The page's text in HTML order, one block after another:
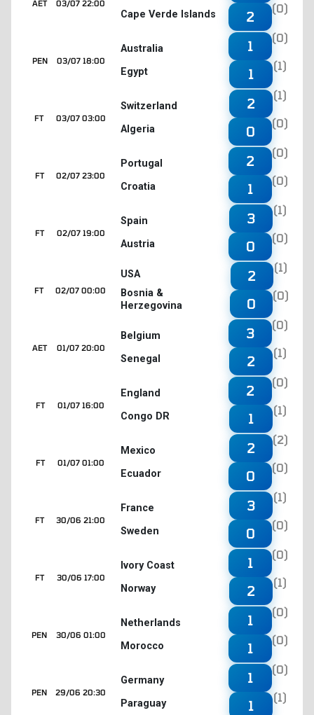
03/07 22:00
AET
Cape Verde Islands
2
(0)
03/07 18:00
PEN
Australia
Egypt
1
(0)
1
(1)
03/07 03:00
FT
Switzerland
Algeria
2
(1)
0
(0)
02/07 23:00
FT
Portugal
Croatia
2
(0)
1
(0)
02/07 19:00
FT
Spain
Austria
3
(1)
0
(0)
02/07 00:00
FT
USA
Bosnia &
Herzegovina
2
(1)
0
(0)
01/07 20:00
AET
Belgium
Senegal
3
(0)
2
(1)
01/07 16:00
FT
England
Congo DR
2
(0)
1
(1)
01/07 01:00
FT
Mexico
Ecuador
2
(2)
0
(0)
30/06 21:00
FT
France
Sweden
3
(1)
0
(0)
30/06 17:00
FT
Ivory Coast
Norway
1
(0)
2
(1)
30/06 01:00
PEN
Netherlands
Morocco
1
(0)
1
(0)
29/06 20:30
PEN
Germany
Paraguay
1
(0)
1
(1)